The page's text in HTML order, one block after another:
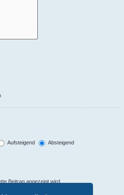
Aufsteigend
Absteigend
Beitrag angezeigt wird.